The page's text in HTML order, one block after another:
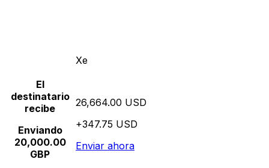
Xe
El
destinatario
recibe
Enviando
20,000.00
GBP
26,664.00 USD
+347.75 USD
Enviar ahora